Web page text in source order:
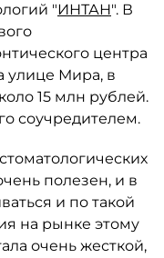
"ИНТАН". В
центра
улице Мира, в
15 млн рублей.
соучредителем.
полезен, и в
и по такой
на рынке этому
очень жесткой,